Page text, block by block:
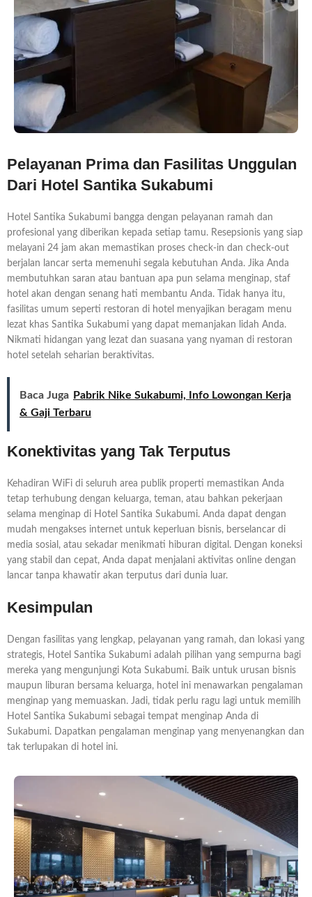
Pelayanan Prima dan Fasilitas Unggulan
Dari Hotel Santika Sukabumi
Hotel Santika Sukabumi bangga dengan pelayanan ramah dan
profesional yang diberikan kepada setiap tamu. Resepsionis yang siap
melayani 24 jam akan memastikan proses check-in dan check-out
berjalan lancar serta memenuhi segala kebutuhan Anda. Jika Anda
membutuhkan saran atau bantuan apa pun selama menginap, staf
hotel akan dengan senang hati membantu Anda. Tidak hanya itu,
fasilitas umum seperti restoran di hotel menyajikan beragam menu
lezat khas Santika Sukabumi yang dapat memanjakan lidah Anda.
Nikmati hidangan yang lezat dan suasana yang nyaman di restoran
hotel setelah seharian beraktivitas.
Baca Juga Pabrik Nike Sukabumi, Info Lowongan Kerja
& Gaji Terbaru
Konektivitas yang Tak Terputus
Kehadiran WiFi di seluruh area publik properti memastikan Anda
tetap terhubung dengan keluarga, teman, atau bahkan pekerjaan
selama menginap di Hotel Santika Sukabumi. Anda dapat dengan
mudah mengakses internet untuk keperluan bisnis, berselancar di
media sosial, atau sekadar menikmati hiburan digital. Dengan koneksi
yang stabil dan cepat, Anda dapat menjalani aktivitas online dengan
lancar tanpa khawatir akan terputus dari dunia luar.
Kesimpulan
Dengan fasilitas yang lengkap, pelayanan yang ramah, dan lokasi yang
strategis, Hotel Santika Sukabumi adalah pilihan yang sempurna bagi
mereka yang mengunjungi Kota Sukabumi. Baik untuk urusan bisnis
maupun liburan bersama keluarga, hotel ini menawarkan pengalaman
menginap yang memuaskan. Jadi, tidak perlu ragu lagi untuk memilih
Hotel Santika Sukabumi sebagai tempat menginap Anda di
Sukabumi. Dapatkan pengalaman menginap yang menyenangkan dan
tak terlupakan di hotel ini.